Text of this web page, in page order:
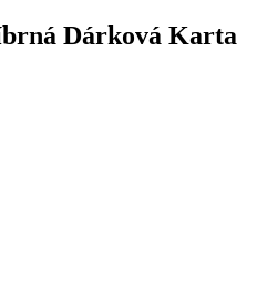
Dárková Karta